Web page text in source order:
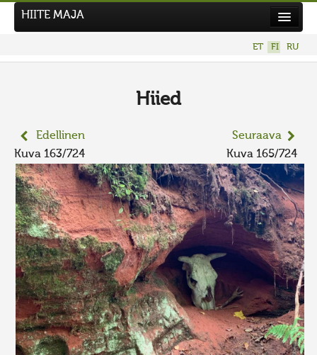
AIEMMAT KILPAILUT
HIITE MAJA
ET FI RU
Hiied
Edellinen
Kuva 163/724
Seuraava
Kuva 165/724